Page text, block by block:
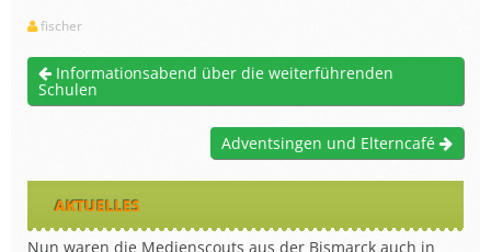
fischer
Informationsabend über die weiterführenden
Schulen
Adventsingen und Elterncafé
AKTUELLES
Nun waren die Medienscouts aus der Bismarck auch in